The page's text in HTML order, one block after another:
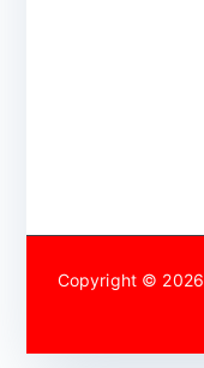
Copyright © 2026